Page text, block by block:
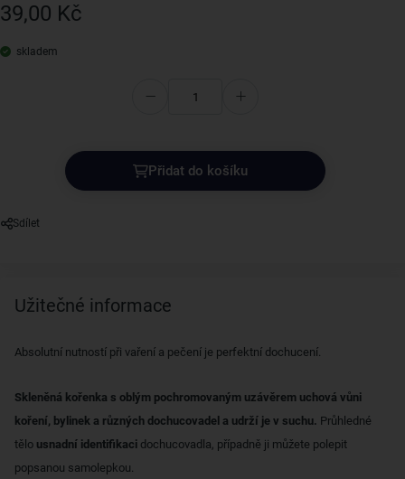
39,00 Kč
skladem
Přidat do košíku
Sdílet
Užitečné informace
Absolutní nutností při vaření a pečení je perfektní dochucení.
Skleněná kořenka s oblým pochromovaným uzávěrem uchová vůni
koření, bylinek a různých dochucovadel a udrží je v suchu. Průhledné
tělo usnadní identifikaci dochucovadla, případně ji můžete polepit
popsanou samolepkou.